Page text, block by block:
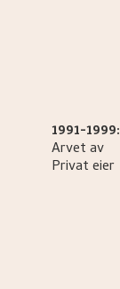
1991-1999:
Arvet av
Privat eier